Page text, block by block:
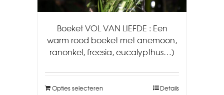
Boeket VOL VAN LIEFDE : Een
warm rood boeket met anemoon,
ranonkel, freesia, eucalypthus…)
Opties selecteren Details